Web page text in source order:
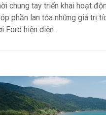
chung tay triển khai hoạt
phần lan tỏa những giá trị
Ford hiện diện.